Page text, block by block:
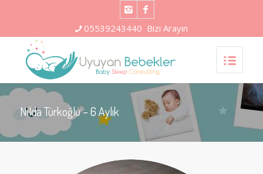
05539243440 Bizi Arayın
Nilda Türkoğlu – 6 Aylık